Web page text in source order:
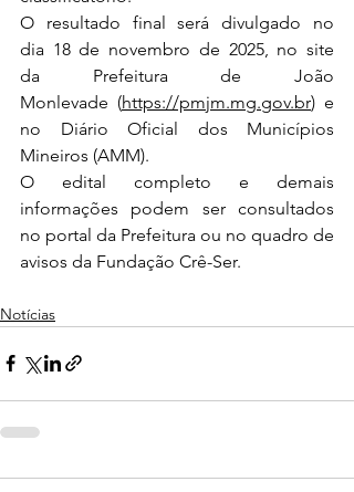
O resultado final será divulgado no
dia 18 de novembro de 2025, no site
da Prefeitura de João
Monlevade (https://pmjm.mg.gov.br) e
no Diário Oficial dos Municípios
Mineiros (AMM).
O edital completo e demais
informações podem ser consultados
no portal da Prefeitura ou no quadro de
avisos da Fundação Crê-Ser.
Notícias